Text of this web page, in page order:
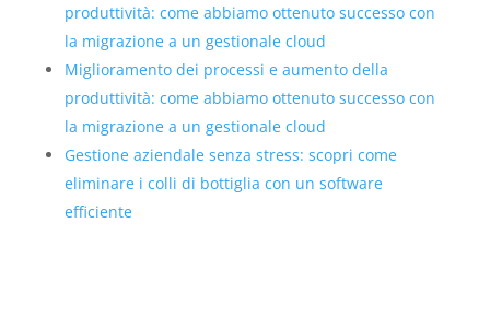
produttività: come abbiamo ottenuto successo con
la migrazione a un gestionale cloud
Miglioramento dei processi e aumento della
produttività: come abbiamo ottenuto successo con
la migrazione a un gestionale cloud
Gestione aziendale senza stress: scopri come
eliminare i colli di bottiglia con un software
efficiente